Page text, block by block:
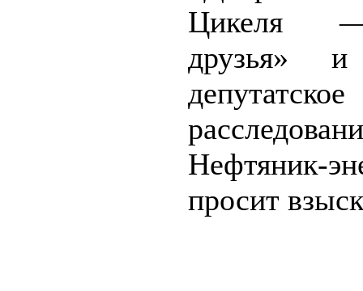
Цикеля
друзья» и
депутатское
Нефтяник-
просит